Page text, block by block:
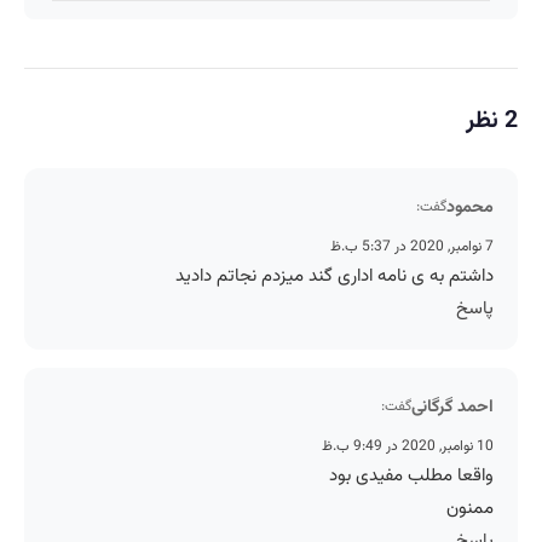
2 نظر
محمودگفت:
7 نوامبر, 2020 در 5:37 ب.ظ
داشتم به ی نامه اداری گند میزدم نجاتم دادید
پاسخ
احمد گرگانیگفت:
10 نوامبر, 2020 در 9:49 ب.ظ
واقعا مطلب مفیدی بود
ممنون